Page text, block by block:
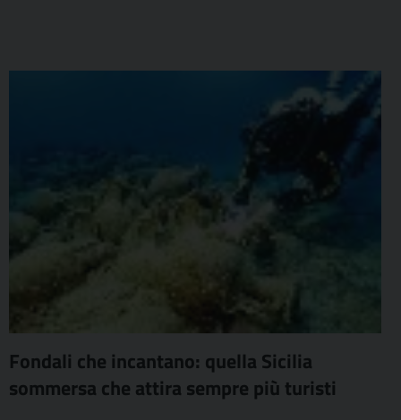
Fondali che incantano: quella Sicilia
sommersa che attira sempre più turisti